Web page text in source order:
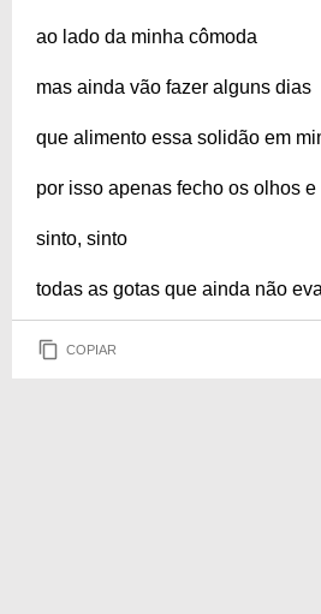
ao lado da minha cômoda
mas ainda vão fazer alguns dias
que alimento essa solidão em
por isso apenas fecho os olhos e
sinto, sinto
todas as gotas que ainda não
COPIAR